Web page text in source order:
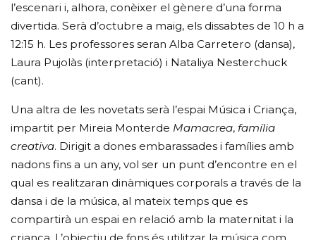
l’escenari i, alhora, conèixer el gènere d’una forma
divertida. Serà d’octubre a maig, els dissabtes de 10 h a
12:15 h. Les professores seran Alba Carretero (dansa),
Laura Pujolàs (interpretació) i Nataliya Nesterchuck
(cant).
Una altra de les novetats serà l’espai Música i Criança,
impartit per Mireia Monterde Mamacrea, família
creativa. Dirigit a dones embarassades i famílies amb
nadons fins a un any, vol ser un punt d’encontre en el
qual es realitzaran dinàmiques corporals a través de la
dansa i de la música, al mateix temps que es
compartirà un espai en relació amb la maternitat i la